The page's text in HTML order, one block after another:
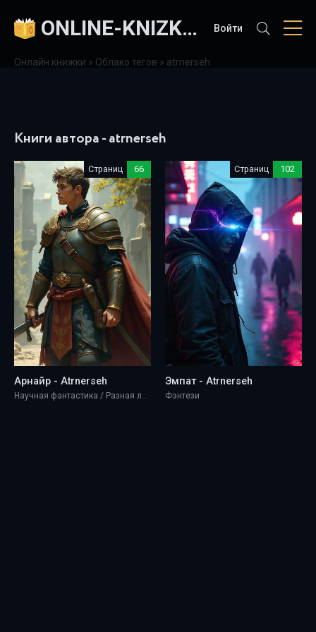
ONLINE-KNIZKI.COM Войти
Онлайн книжки » Облако тегов » atrnerseh
Книги автора - atrnerseh
Страниц 66
Арнайр - Atrnerseh
Научная фантастика / Разная литература / Фэнтези
Страниц 102
Эмпат - Atrnerseh
Фэнтези